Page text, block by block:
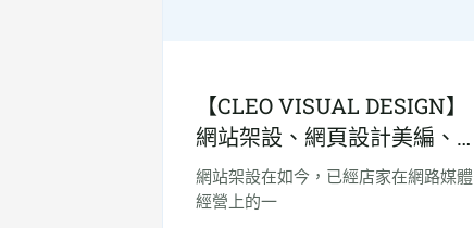
【CLEO VISUAL DESIGN】
網站架設、網頁設計美編、視
覺設計，一次就搞定！
網站架設在如今，已經店家在網路媒體
經營上的一